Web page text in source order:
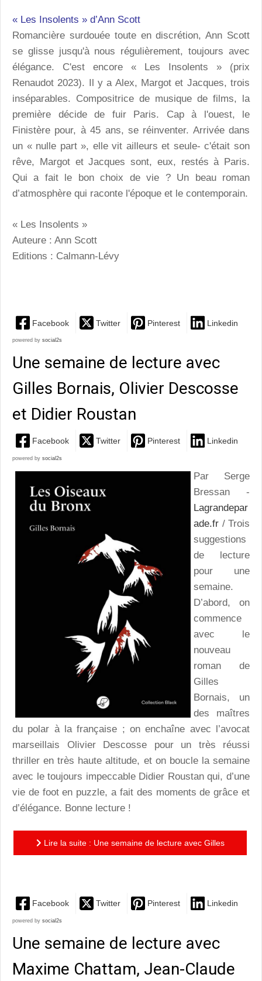
« Les Insolents » d’Ann Scott
Romancière surdouée toute en discrétion, Ann Scott
se glisse jusqu'à nous régulièrement, toujours avec
élégance. C'est encore « Les Insolents » (prix
Renaudot 2023). Il y a Alex, Margot et Jacques, trois
inséparables. Compositrice de musique de films, la
première décide de fuir Paris. Cap à l'ouest, le
Finistère pour, à 45 ans, se réinventer. Arrivée dans
un « nulle part », elle vit ailleurs et seule- c'était son
rêve, Margot et Jacques sont, eux, restés à Paris.
Qui a fait le bon choix de vie ? Un beau roman
d’atmosphère qui raconte l'époque et le contemporain.
« Les Insolents »
Auteure : Ann Scott
Editions : Calmann-Lévy
Facebook Twitter Pinterest Linkedin
powered by social2s
Une semaine de lecture avec
Gilles Bornais, Olivier Descosse
et Didier Roustan
Facebook Twitter Pinterest Linkedin
powered by social2s
Par Serge
Bressan -
Lagrandepar
ade.fr / Trois
suggestions
de lecture
pour une
semaine.
D’abord, on
commence
avec le
nouveau
roman de
Gilles
Bornais, un
des maîtres
du polar à la française ; on enchaîne avec l’avocat
marseillais Olivier Descosse pour un très réussi
thriller en très haute altitude, et on boucle la semaine
avec le toujours impeccable Didier Roustan qui, d’une
vie de foot en puzzle, a fait des moments de grâce et
d’élégance. Bonne lecture !
Lire la suite : Une semaine de lecture avec Gilles
Facebook Twitter Pinterest Linkedin
powered by social2s
Une semaine de lecture avec
Maxime Chattam, Jean-Claude